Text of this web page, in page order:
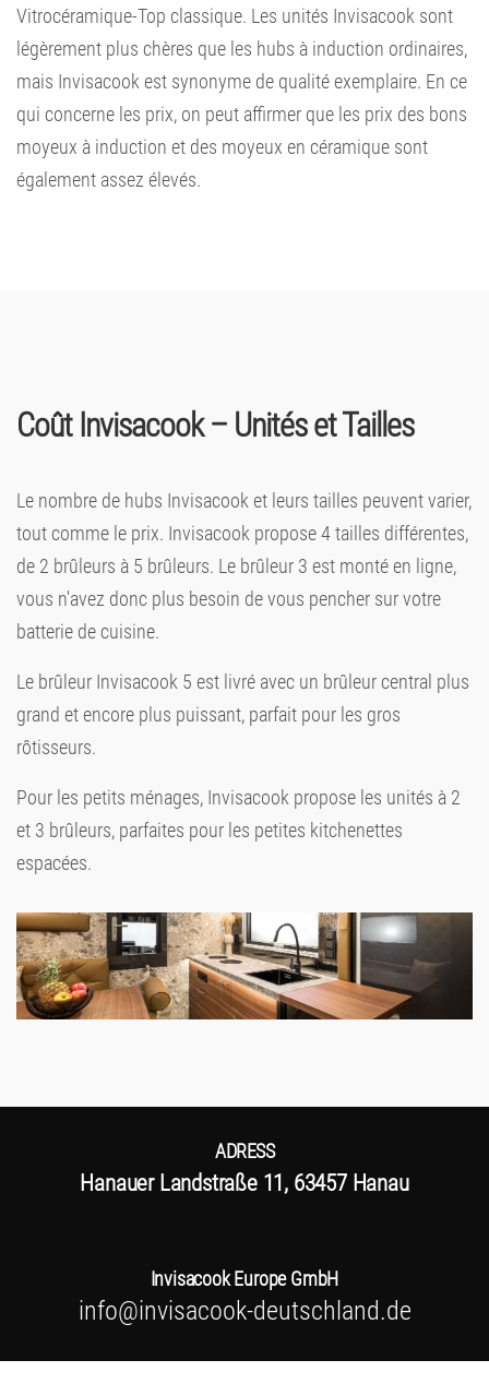
Vitrocéramique-Top classique. Les unités Invisacook sont
légèrement plus chères que les hubs à induction ordinaires,
mais Invisacook est synonyme de qualité exemplaire. En ce
qui concerne les prix, on peut affirmer que les prix des bons
moyeux à induction et des moyeux en céramique sont
également assez élevés.
Coût Invisacook – Unités et Tailles
Le nombre de hubs Invisacook et leurs tailles peuvent varier,
tout comme le prix. Invisacook propose 4 tailles différentes,
de 2 brûleurs à 5 brûleurs. Le brûleur 3 est monté en ligne,
vous n'avez donc plus besoin de vous pencher sur votre
batterie de cuisine.
Le brûleur Invisacook 5 est livré avec un brûleur central plus
grand et encore plus puissant, parfait pour les gros
rôtisseurs.
Pour les petits ménages, Invisacook propose les unités à 2
et 3 brûleurs, parfaites pour les petites kitchenettes
espacées.
ADRESS
Hanauer Landstraße 11, 63457 Hanau
Invisacook Europe GmbH
info@invisacook-deutschland.de